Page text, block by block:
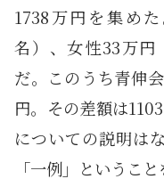
1738万円を集め
名）、女性33万円
だ。このうち青伸
円。その差額は
についての説明は
「一例」というこ